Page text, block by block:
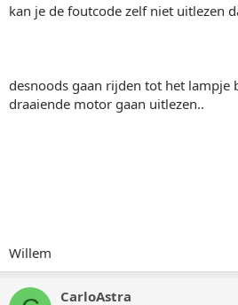
kan je de foutcode zelf niet uitlezen
desnoods gaan rijden tot het lampje
draaiende motor gaan uitlezen..
Willem
CarloAstra